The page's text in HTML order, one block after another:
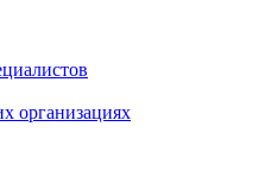
организациях